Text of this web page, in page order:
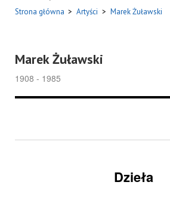
Strona główna > Artyści > Marek Żuławski
Marek Żuławski
1908 - 1985
Dzieła